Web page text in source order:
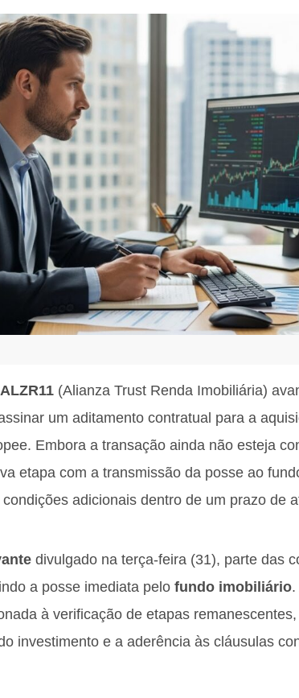
ALZR11 (Alianza Trust Renda Imobiliária)
um aditamento contratual para a
Embora a transação ainda não esteja
etapa com a transmissão da posse ao
adicionais dentro de um prazo de
divulgado na terça-feira (31), parte das
a posse imediata pelo fundo imobiliário
à verificação de etapas
investimento e a aderência às cláusulas